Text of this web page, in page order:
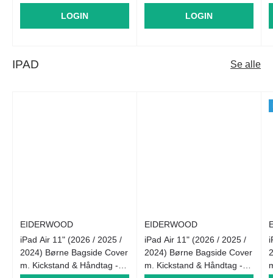
LOGIN
LOGIN
IPAD Se alle
EIDERWOOD
iPad Air 11" (2026 / 2025 /
2024) Børne Bagside Cover
m. Kickstand & Håndtag -
EIDERWOOD
iPad Air 11" (2026 / 2025 /
2024) Børne Bagside Cover
m. Kickstand & Håndtag -